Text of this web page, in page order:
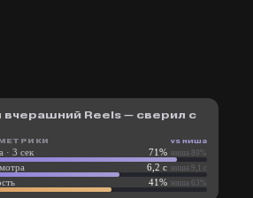
вчерашний Reels — сверил с
vs ниша
· 3 сек 71% ниша 80%
6,2 с ниша 9,1 с
41% ниша 63%